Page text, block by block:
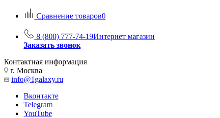
Сравнение товаров0
8 (800) 777-74-19Интернет магазин
Заказать звонок
Контактная информация
г. Москва
info@1galaxy.ru
Вконтакте
Telegram
YouTube